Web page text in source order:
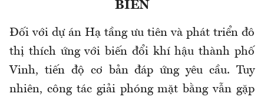
BIỂN
Đối với dự án Hạ tầng ưu tiên và phát triển đô
thị thích ứng với biến đổi khí hậu thành phố
Vinh, tiến độ cơ bản đáp ứng yêu cầu. Tuy
nhiên, công tác giải phóng mặt bằng vẫn gặp